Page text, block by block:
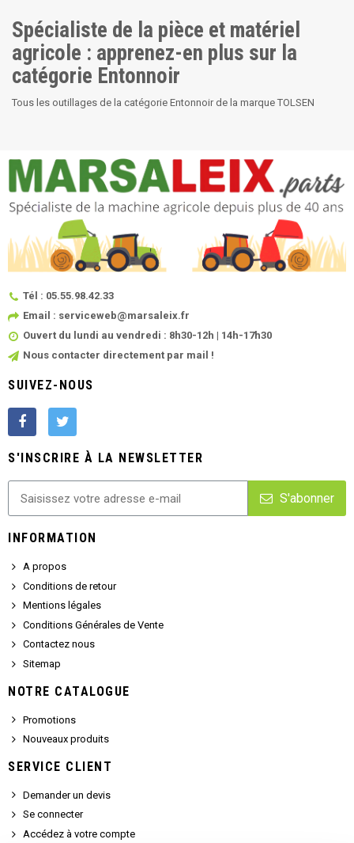
Spécialiste de la pièce et matériel
agricole : apprenez-en plus sur la
catégorie Entonnoir
Tous les outillages de la catégorie Entonnoir de la marque TOLSEN
Tél : 05.55.98.42.33
Email : serviceweb@marsaleix.fr
Ouvert du lundi au vendredi : 8h30-12h | 14h-17h30
Nous contacter directement par mail !
SUIVEZ-NOUS
S'INSCRIRE À LA NEWSLETTER
S'abonner
INFORMATION
A propos
Conditions de retour
Mentions légales
Conditions Générales de Vente
Contactez nous
Sitemap
NOTRE CATALOGUE
Promotions
Nouveaux produits
SERVICE CLIENT
Demander un devis
Se connecter
Accédez à votre compte